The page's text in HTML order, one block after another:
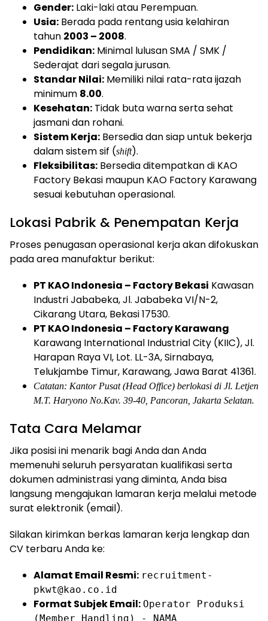
Gender: Laki-laki atau Perempuan.
Usia: Berada pada rentang usia kelahiran
tahun 2003 – 2008.
Pendidikan: Minimal lulusan SMA / SMK /
Sederajat dari segala jurusan.
Standar Nilai: Memiliki nilai rata-rata ijazah
minimum 8.00.
Kesehatan: Tidak buta warna serta sehat
jasmani dan rohani.
Sistem Kerja: Bersedia dan siap untuk bekerja
dalam sistem sif (shift).
Fleksibilitas: Bersedia ditempatkan di KAO
Factory Bekasi maupun KAO Factory Karawang
sesuai kebutuhan operasional.
Lokasi Pabrik & Penempatan Kerja
Proses penugasan operasional kerja akan difokuskan
pada area manufaktur berikut:
PT KAO Indonesia – Factory Bekasi Kawasan
Industri Jababeka, Jl. Jababeka VI/N-2,
Cikarang Utara, Bekasi 17530.
PT KAO Indonesia – Factory Karawang
Karawang International Industrial City (KIIC), Jl.
Harapan Raya VI, Lot. LL-3A, Sirnabaya,
Telukjambe Timur, Karawang, Jawa Barat 41361.
Catatan: Kantor Pusat (Head Office) berlokasi di Jl. Letjen
M.T. Haryono No.Kav. 39-40, Pancoran, Jakarta Selatan.
Tata Cara Melamar
Jika posisi ini menarik bagi Anda dan Anda
memenuhi seluruh persyaratan kualifikasi serta
dokumen administrasi yang diminta, Anda bisa
langsung mengajukan lamaran kerja melalui metode
surat elektronik (email).
Silakan kirimkan berkas lamaran kerja lengkap dan
CV terbaru Anda ke:
Alamat Email Resmi: recruitment-
pkwt@kao.co.id
Format Subjek Email: Operator Produksi
(Member Handling) - NAMA